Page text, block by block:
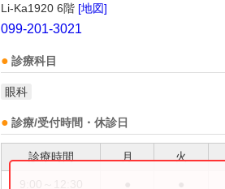
Li-Ka1920 6階 [地図]
099-201-3021
診療科目
眼科
診療/受付時間・休診日
診療時間 月 火